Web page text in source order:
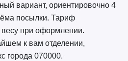
вариант, ориентировочно 4
посылки. Тариф
весу при оформлении.
к вам отделении,
города 070000.